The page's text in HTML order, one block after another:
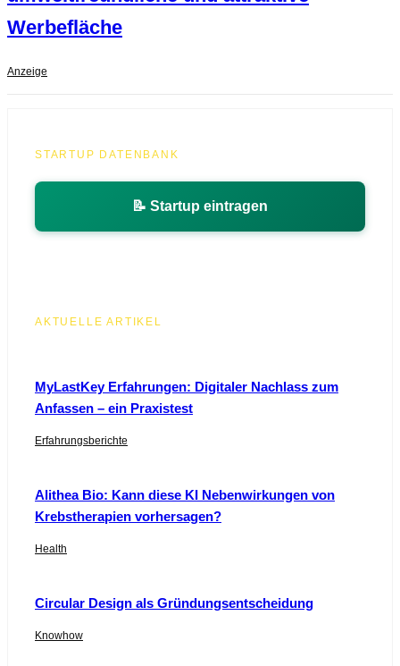
Werbefläche
Anzeige
STARTUP DATENBANK
📝 Startup eintragen
AKTUELLE ARTIKEL
MyLastKey Erfahrungen: Digitaler Nachlass zum
Anfassen – ein Praxistest
Erfahrungsberichte
Alithea Bio: Kann diese KI Nebenwirkungen von
Krebstherapien vorhersagen?
Health
Circular Design als Gründungsentscheidung
Knowhow